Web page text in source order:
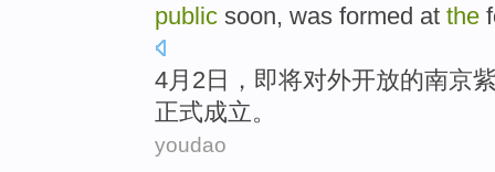
public soon, was formed at the
4月2日，即将对外开放的南京
正式成立。
youdao